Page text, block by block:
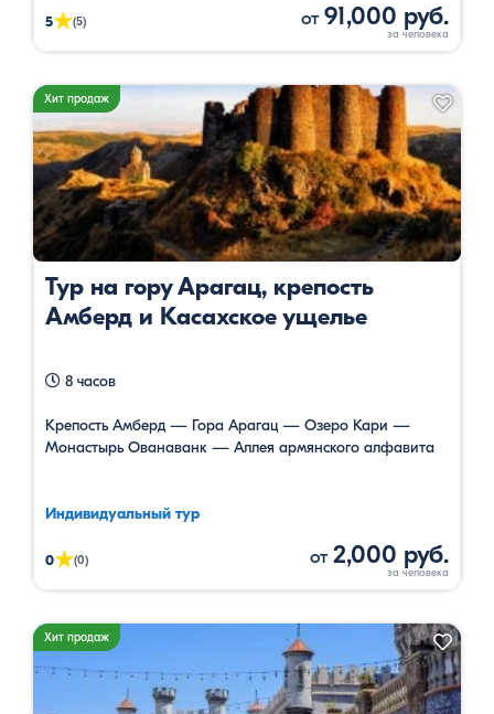
5★(5) от 91,000 руб.
Хит продаж
Тур на гору Арагац, крепость
Амберд и Касахское ущелье
8 часов
Крепость Амберд — Гора Арагац — Озеро Кари —
Монастырь Ованаванк — Аллея армянского алфавита
Индивидуальный тур
0★(0) от 2,000 руб.
Хит продаж